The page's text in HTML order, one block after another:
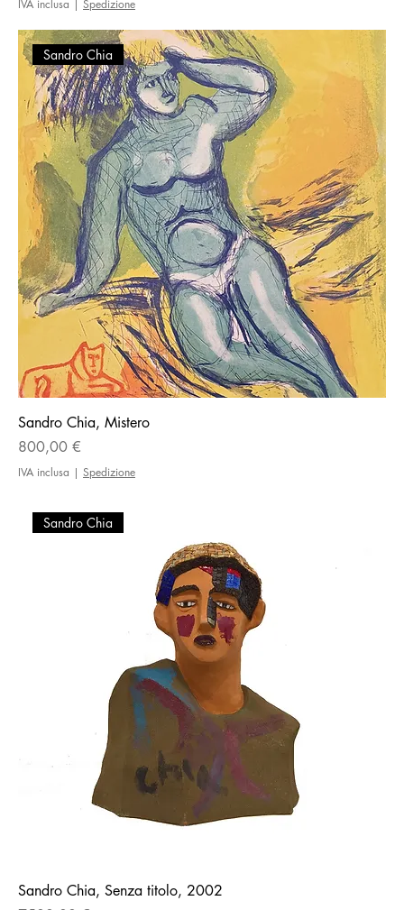
IVA inclusa | Spedizione
Sandro Chia
Sandro Chia, Mistero
Prezzo
800,00 €
IVA inclusa | Spedizione
Sandro Chia
Sandro Chia, Senza titolo, 2002